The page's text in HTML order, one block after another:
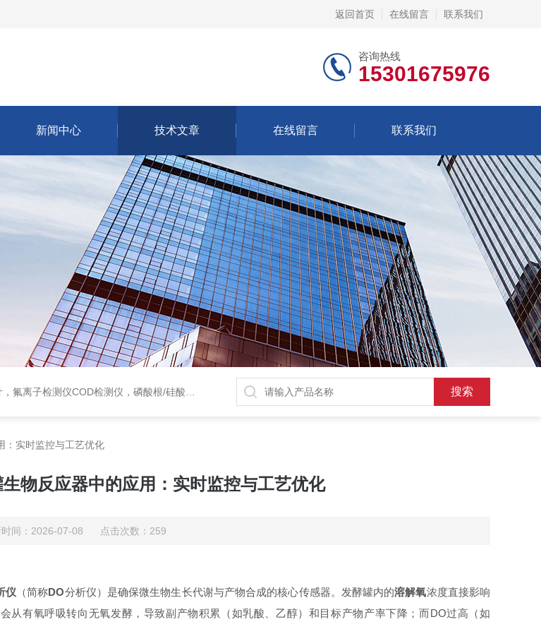
返回首页 在线留言 联系我们
咨询热线
15301675976
新闻中心 技术文章 在线留言 联系我们
，磷酸根/硅酸根分析仪，PH电极、溶氧电极、电导电极
：实时监控与工艺优化
物反应器中的应用：实时监控与工艺优化
时间：2026-07-08 点击次数：259
仪 （简称DO分析仪）是确保微生物生长代谢与产物合成的核心传感器。发酵罐内的溶解氧浓度直接影响
从有氧呼吸转向无氧发酵，导致副产物积累（如乳酸、乙醇）和目标产物产率下降；而DO过高（如